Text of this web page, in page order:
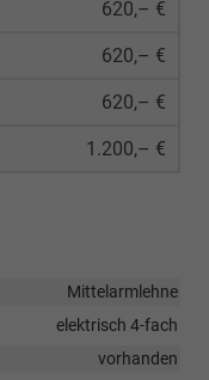
620,– €
620,– €
620,– €
1.200,– €
Mittelarmlehne
elektrisch 4-fach
vorhanden